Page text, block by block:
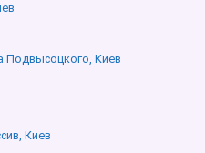
Подвысоцкого, Киев
Киев